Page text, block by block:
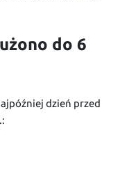
do 6
dzień przed